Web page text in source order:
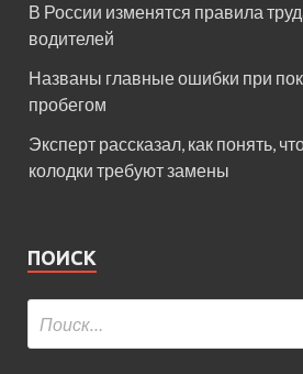
В России изменятся правила
водителей
Названы главные ошибки при
пробегом
Эксперт рассказал, как понять,
колодки требуют замены
ПОИСК